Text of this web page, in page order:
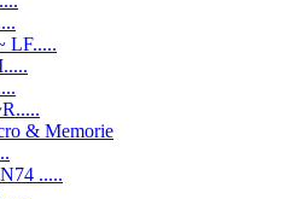
LF.....
& Memorie
.....